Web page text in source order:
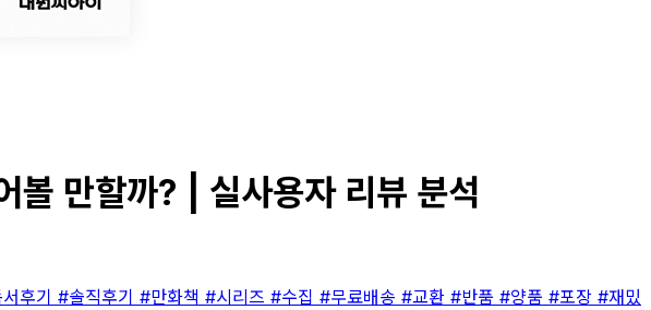
볼 만할까? | 실사용자 리뷰 분석
후기 #솔직후기 #만화책 #시리즈 #수집 #무료배송 #교환 #반품 #양품 #포장 #재밌